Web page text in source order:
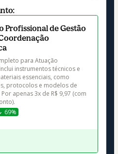
Profissional de Gestão
para Atuação
instrumentos técnicos e
essenciais, como
protocolos e modelos de
apenas 3x de R$ 9,97 (com
69%